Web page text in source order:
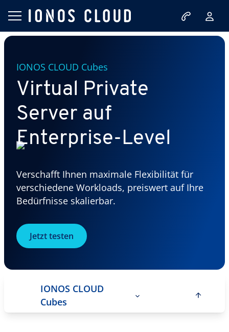
IONOS CLOUD Cubes
Virtual Private
Server auf
Enterprise-Level
Verschafft Ihnen maximale Flexibilität für
verschiedene Workloads, preiswert auf Ihre
Bedürfnisse skalierbar.
Jetzt testen
IONOS CLOUD
Cubes